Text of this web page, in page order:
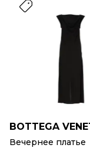
BOTTEGA
Вечернее платье